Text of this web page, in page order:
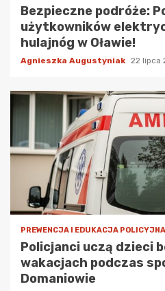
Bezpieczne podróże:
użytkowników
hulajnóg w Oławie!
Agnieszka Augustyniak 22 lipca
PREWENCJA I EDUKACJA POLICYJNA
Policjanci uczą dzieci
wakacjach podczas
Domaniowie